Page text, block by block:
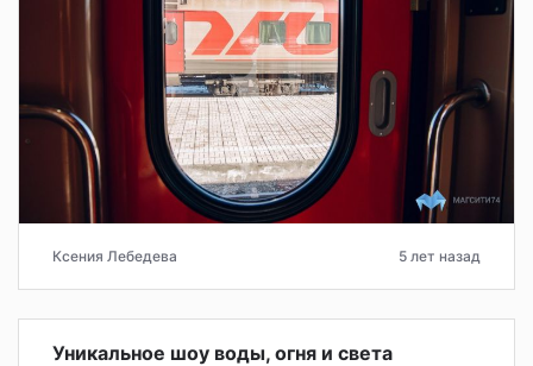
Ксения Лебедева 5 лет назад
Уникальное шоу воды, огня и света